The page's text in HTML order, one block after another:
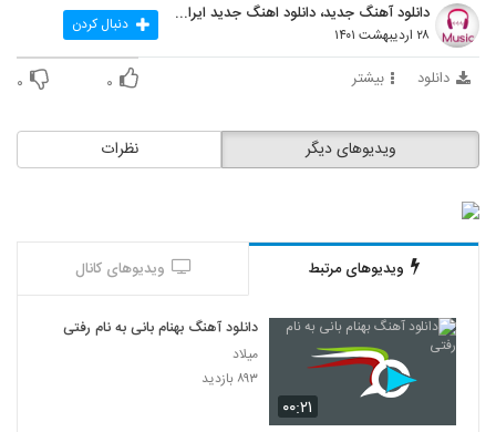
دانلود آهنگ جدید، دانلود اهنگ جدید ایرانی
۲۸ اردیبهشت ۱۴۰۱ دنبال کردن
دانلود بیشتر ۰ ۰
نظرات ویدیوهای دیگر
ویدیوهای مرتبط ویدیوهای کانال
۰۰:۲۱
دانلود آهنگ بهنام بانی به نام رفتی
میلاد
۸۹۳ بازدید